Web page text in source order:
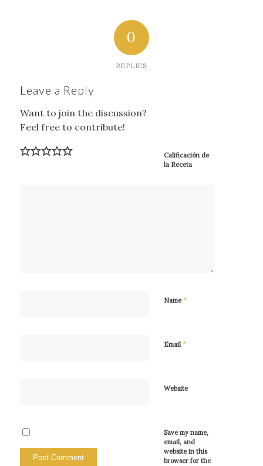
0
REPLIES
Leave a Reply
Want to join the discussion?
Feel free to contribute!
Calificación de
la Receta
Name*
Email *
Website
Save my name,
email, and
website in this
browser for the